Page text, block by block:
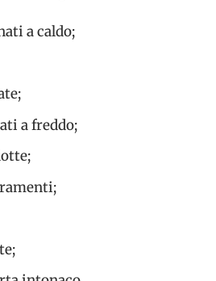
a caldo;
a freddo;